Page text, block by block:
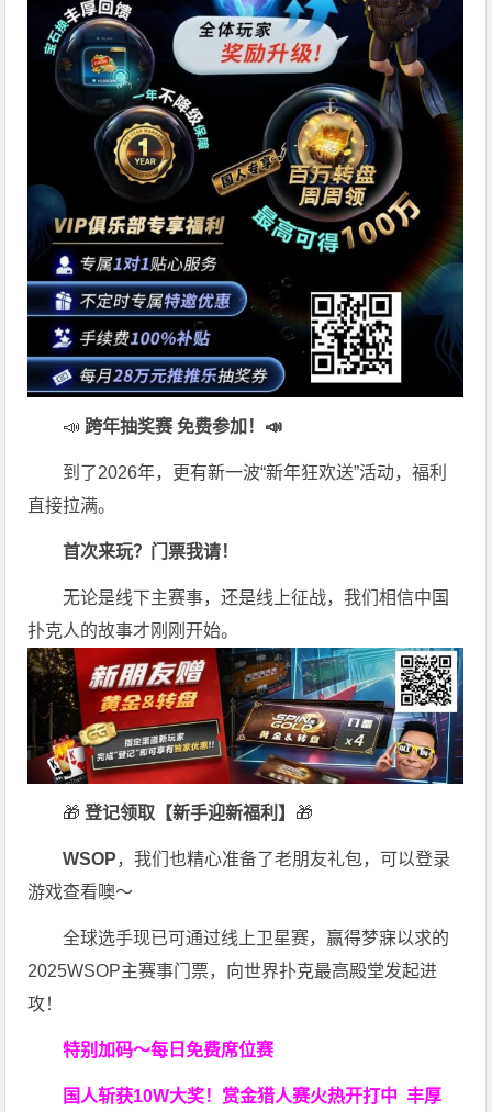
📣 跨年抽奖赛 免费参加 ！📣
到了2026年，更有新一波“新年狂欢送”活动，福利
直接拉满。
首次来玩？门票我请！
无论是线下主赛事，还是线上征战，我们相信中国
扑克人的故事才刚刚开始。
🎁 登记领取【新手迎新福利】 🎁
WSOP，我们也精心准备了老朋友礼包，可以登录
游戏查看噢～
全球选手现已可通过线上卫星赛，赢得梦寐以求的
2025WSOP主赛事门票，向世界扑克最高殿堂发起进
攻！
特别加码～每日免费席位赛
国人斩获10W大奖！ 赏金猎人赛火热开打中 丰厚